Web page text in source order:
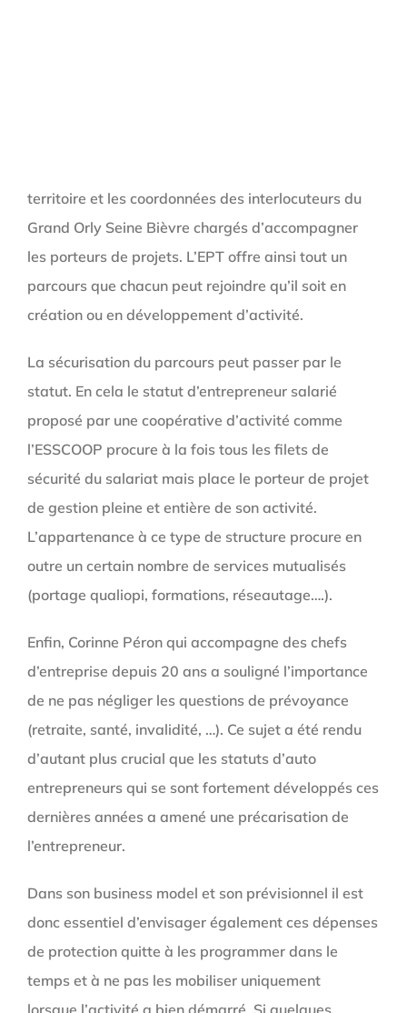
territoire et les coordonnées des interlocuteurs du
Grand Orly Seine Bièvre chargés d’accompagner
les porteurs de projets. L’EPT offre ainsi tout un
parcours que chacun peut rejoindre qu’il soit en
création ou en développement d’activité.
La sécurisation du parcours peut passer par le
statut. En cela le statut d’entrepreneur salarié
proposé par une coopérative d’activité comme
l’ESSCOOP procure à la fois tous les filets de
sécurité du salariat mais place le porteur de projet
de gestion pleine et entière de son activité.
L’appartenance à ce type de structure procure en
outre un certain nombre de services mutualisés
(portage qualiopi, formations, réseautage….).
Enfin, Corinne Péron qui accompagne des chefs
d’entreprise depuis 20 ans a souligné l’importance
de ne pas négliger les questions de prévoyance
(retraite, santé, invalidité, …). Ce sujet a été rendu
d’autant plus crucial que les statuts d’auto
entrepreneurs qui se sont fortement développés ces
dernières années a amené une précarisation de
l’entrepreneur.
Dans son business model et son prévisionnel il est
donc essentiel d’envisager également ces dépenses
de protection quitte à les programmer dans le
temps et à ne pas les mobiliser uniquement
lorsque l’activité a bien démarré. Si quelques